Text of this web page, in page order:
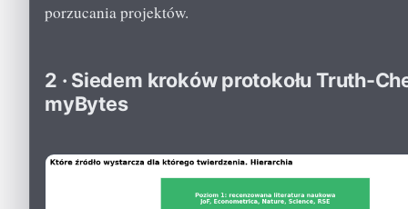
porzucania projektów.
2 · Siedem kroków protokołu Truth-
myBytes